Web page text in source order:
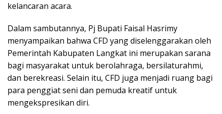
kelancaran acara.
Dalam sambutannya, Pj Bupati Faisal Hasrimy
menyampaikan bahwa CFD yang diselenggarakan oleh
Pemerintah Kabupaten Langkat ini merupakan sarana
bagi masyarakat untuk berolahraga, bersilaturahmi,
dan berekreasi. Selain itu, CFD juga menjadi ruang bagi
para penggiat seni dan pemuda kreatif untuk
mengekspresikan diri.